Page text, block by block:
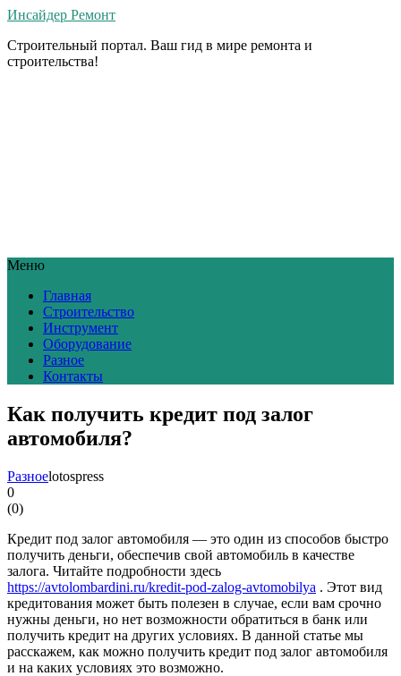
Инсайдер Ремонт
Строительный портал. Ваш гид в мире ремонта и
строительства!
Меню
Главная
Строительство
Инструмент
Оборудование
Разное
Контакты
Как получить кредит под залог
автомобиля?
Разноеlotospress
0
(0)
Кредит под залог автомобиля — это один из способов быстро
получить деньги, обеспечив свой автомобиль в качестве
залога. Читайте подробности здесь
https://avtolombardini.ru/kredit-pod-zalog-avtomobilya . Этот вид
кредитования может быть полезен в случае, если вам срочно
нужны деньги, но нет возможности обратиться в банк или
получить кредит на других условиях. В данной статье мы
расскажем, как можно получить кредит под залог автомобиля
и на каких условиях это возможно.